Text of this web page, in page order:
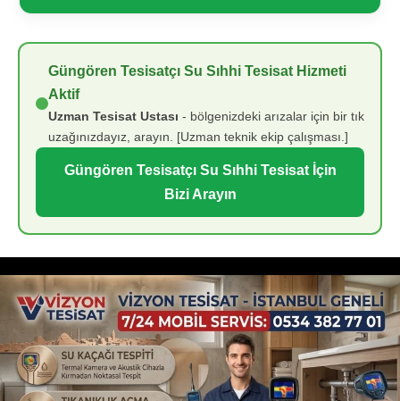
Güngören Tesisatçı Su Sıhhi Tesisat Hizmeti
Aktif
Uzman Tesisat Ustası - bölgenizdeki arızalar için bir tık
uzağınızdayız, arayın. [Uzman teknik ekip çalışması.]
Güngören Tesisatçı Su Sıhhi Tesisat İçin
Bizi Arayın